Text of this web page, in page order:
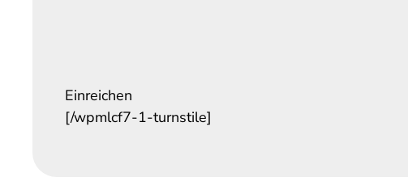
Einreichen
[/wpmlcf7-1-turnstile]